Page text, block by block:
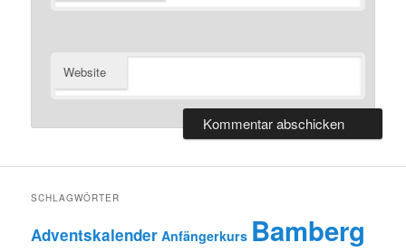
Website
SCHLAGWÖRTER
Adventskalender Anfängerkurs Bamberg